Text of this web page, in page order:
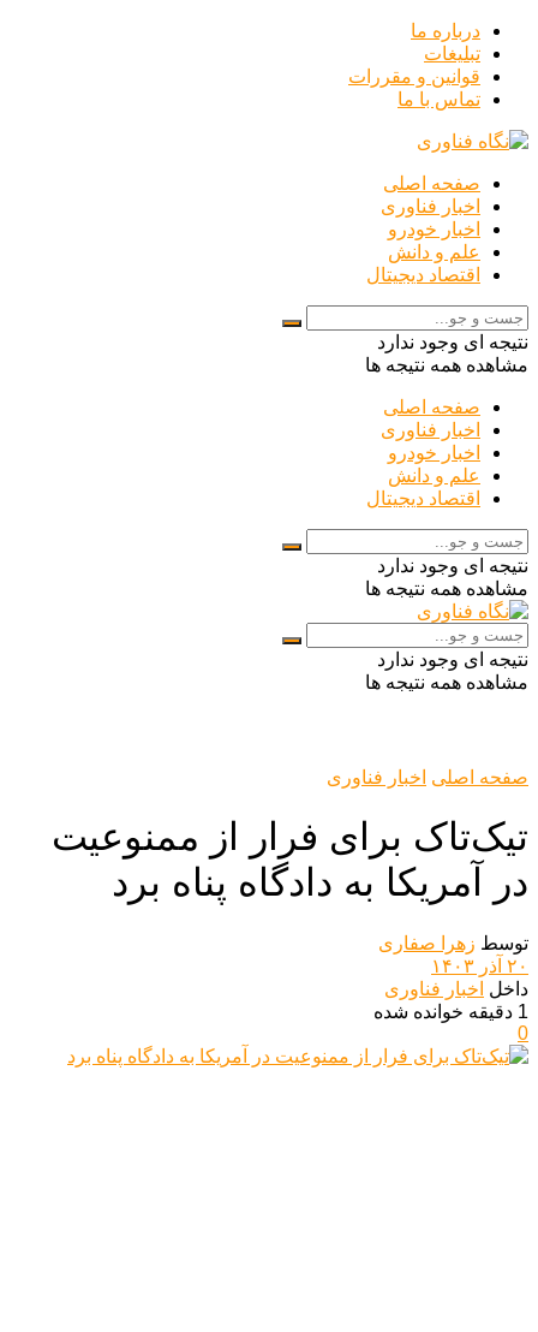
درباره ما
تبلیغات
قوانین و مقررات
تماس با ما
صفحه اصلی
اخبار فناوری
اخبار خودرو
علم و دانش
اقتصاد دیجیتال
نتیجه ای وجود ندارد
مشاهده همه نتیجه ها
صفحه اصلی
اخبار فناوری
اخبار خودرو
علم و دانش
اقتصاد دیجیتال
نتیجه ای وجود ندارد
مشاهده همه نتیجه ها
نتیجه ای وجود ندارد
مشاهده همه نتیجه ها
صفحه اصلی اخبار فناوری
تیک‌تاک برای فرار از ممنوعیت
در آمریکا به دادگاه پناه برد
توسط زهرا صفاری
۲۰ آذر ۱۴۰۳
داخل اخبار فناوری
1 دقیقه خوانده شده
0